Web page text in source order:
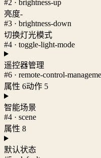
#2 · brightness-up
亮度-
#3 · brightness-down
切换灯光模式
#4 · toggle-light-mode
遥控器管理
#6 · remote-control-
属性 6动作 5
智能场景
#4 · scene
属性 8
默认状态